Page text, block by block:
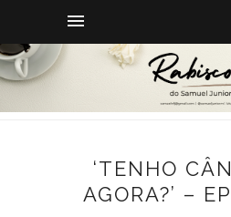
‘TENHO
AGORA?’ –